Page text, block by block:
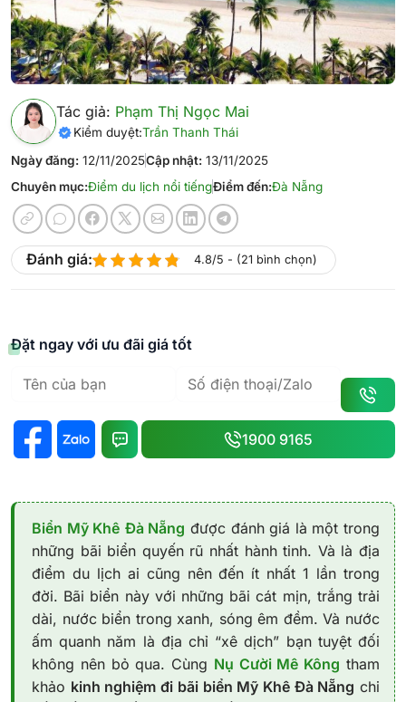
Tác giả: Phạm Thị Ngọc Mai
Kiểm duyệt:Trần Thanh Thái
Ngày đăng: 12/11/2025Cập nhật: 13/11/2025
Chuyên mục:Điểm du lịch nổi tiếngĐiểm đến:Đà Nẵng
Đánh giá: 4.8/5 - (21 bình chọn)
Đặt ngay với ưu đãi giá tốt
1900 9165
Biển Mỹ Khê Đà Nẵng được đánh giá là một trong
những bãi biển quyến rũ nhất hành tinh. Và là địa
điểm du lịch ai cũng nên đến ít nhất 1 lần trong
đời. Bãi biển này với những bãi cát mịn, trắng trải
dài, nước biển trong xanh, sóng êm đềm. Và nước
ấm quanh năm là địa chỉ “xê dịch” bạn tuyệt đối
không nên bỏ qua. Cùng Nụ Cười Mê Kông tham
khảo kinh nghiệm đi bãi biển Mỹ Khê Đà Nẵng chi